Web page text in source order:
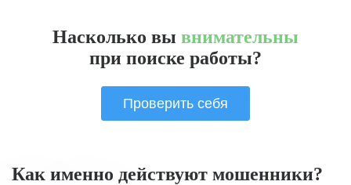
Насколько вы внимательны
при поиске работы?
Проверить себя
Как именно действуют мошенники?